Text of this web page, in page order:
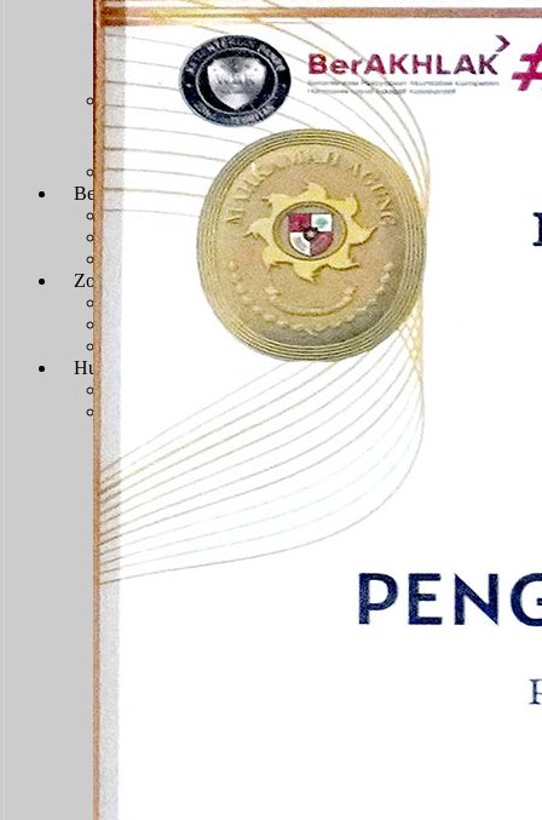
Sengketa Administrasi
Sengketa Informasi
Sengketa PTbPuKu
Sengketa Proses Pemilu
JDIH
JDIH Mahkamah Agung
JDIH PTUN Banjarmasin
e-Court
BeritaArtikel & Galeri
Berita Terkini & Pengumuman
Keikutsertaan Bimtek dan Diklat
Zona Integritas
Menuju WBK-WBBM
SK Pembangunan Zona Integritas
Dokumen Pembangunan Zona Integritas
Kegiatan Pembangunan Zona Integritas
Hubungi Kami
Kontak & Alamat
Alamat Kantor
Dewan Redaksi